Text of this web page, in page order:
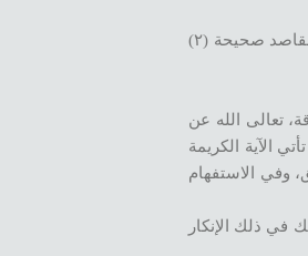
ويلاحظ هنا الإبطان للمعتقدات خلف مصطلحات مشكلة ك”المطلق” و”حالة التوحيد- والأحادية” وإقحام لمبادئ مشتركة كـ “مشيئة الله” للإيهام بمقاصد صحيحة (٢)
تعالى الله عن
الآية الكريمة
وفي الاستفهام
في ذلك الإنكار